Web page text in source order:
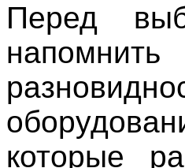
Перед
которые